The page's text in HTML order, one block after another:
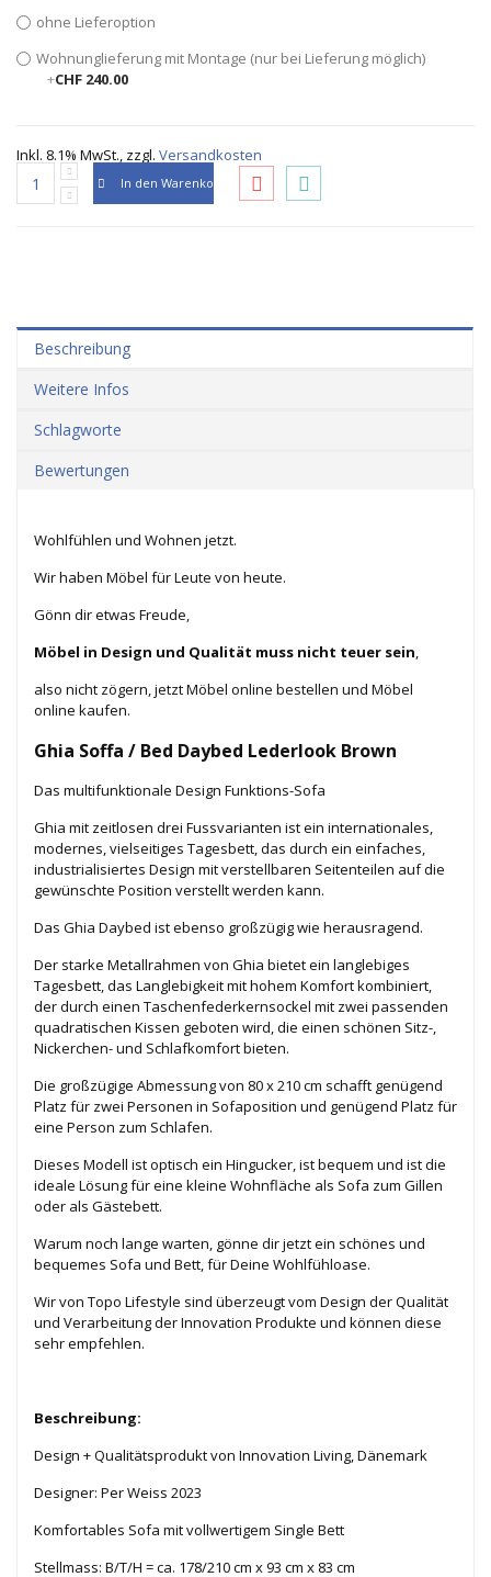
ohne Lieferoption
Wohnunglieferung mit Montage (nur bei Lieferung möglich)
+CHF 240.00
Inkl. 8.1% MwSt., zzgl. Versandkosten
In den Warenkorb
Beschreibung
Weitere Infos
Schlagworte
Bewertungen
Wohlfühlen und Wohnen jetzt.
Wir haben Möbel für Leute von heute.
Gönn dir etwas Freude,
Möbel in Design und Qualität muss nicht teuer sein,
also nicht zögern, jetzt Möbel online bestellen und Möbel
online kaufen.
Ghia Soffa / Bed Daybed Lederlook Brown
Das multifunktionale Design Funktions-Sofa
Ghia mit zeitlosen drei Fussvarianten ist ein internationales,
modernes, vielseitiges Tagesbett, das durch ein einfaches,
industrialisiertes Design mit verstellbaren Seitenteilen auf die
gewünschte Position verstellt werden kann.
Das Ghia Daybed ist ebenso großzügig wie herausragend.
Der starke Metallrahmen von Ghia bietet ein langlebiges
Tagesbett, das Langlebigkeit mit hohem Komfort kombiniert,
der durch einen Taschenfederkernsockel mit zwei passenden
quadratischen Kissen geboten wird, die einen schönen Sitz-,
Nickerchen- und Schlafkomfort bieten.
Die großzügige Abmessung von 80 x 210 cm schafft genügend
Platz für zwei Personen in Sofaposition und genügend Platz für
eine Person zum Schlafen.
Dieses Modell ist optisch ein Hingucker, ist bequem und ist die
ideale Lösung für eine kleine Wohnfläche als Sofa zum Gillen
oder als Gästebett.
Warum noch lange warten, gönne dir jetzt ein schönes und
bequemes Sofa und Bett, für Deine Wohlfühloase.
Wir von Topo Lifestyle sind überzeugt vom Design der Qualität
und Verarbeitung der Innovation Produkte und können diese
sehr empfehlen.
Beschreibung:
Design + Qualitätsprodukt von Innovation Living, Dänemark
Designer: Per Weiss 2023
Komfortables Sofa mit vollwertigem Single Bett
Stellmass: B/T/H = ca. 178/210 cm x 93 cm x 83 cm